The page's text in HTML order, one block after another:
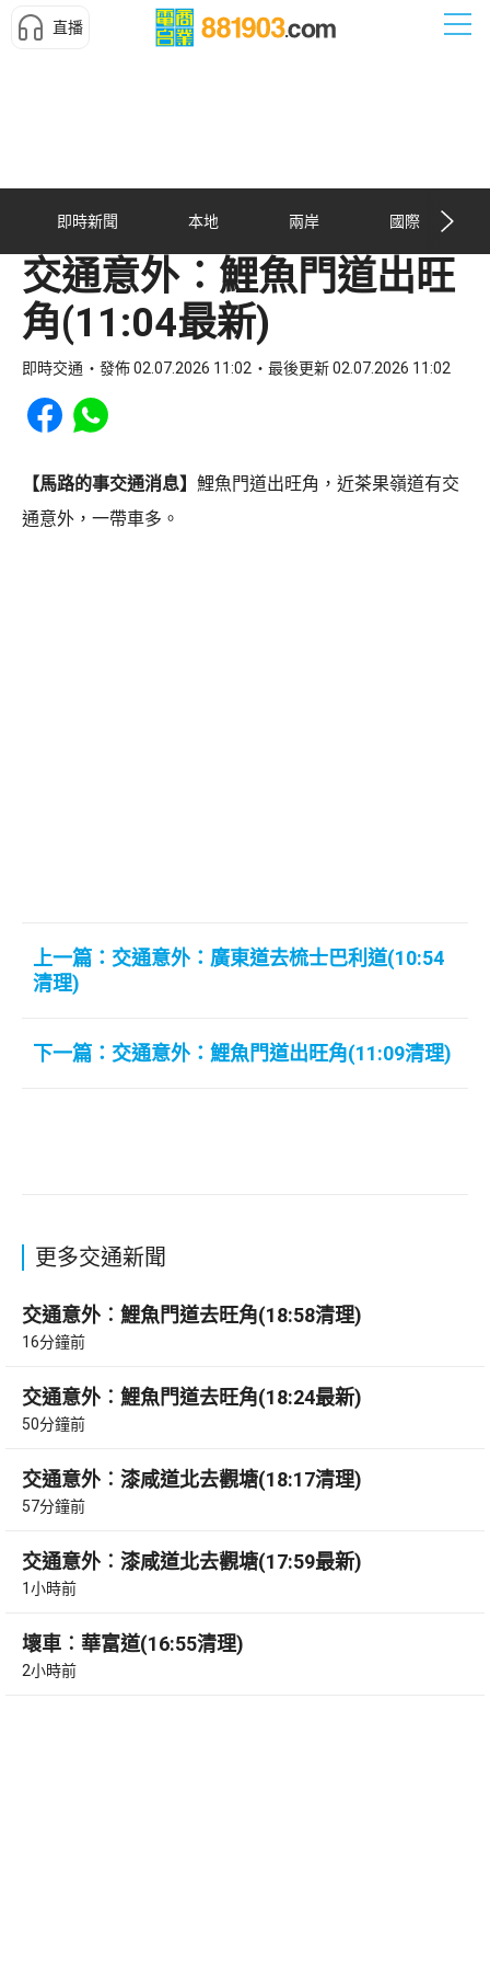
直播
即時新聞 本地 兩岸 國際
交通意外︰鯉魚門道出旺
角(11:04最新)
即時交通 發佈 02.07.2026 11:02 最後更新 02.07.2026 11:02
Share to Facebook
Share to WhatsApp
【馬路的事交通消息】 鯉魚門道出旺角，近茶果嶺道有交
通意外，一帶車多。
上一篇：交通意外：廣東道去梳士巴利道(10:54
清理)
下一篇：交通意外：鯉魚門道出旺角(11:09清理)
更多交通新聞
交通意外︰鯉魚門道去旺角(18:58清理)
16分鐘前
交通意外︰鯉魚門道去旺角(18:24最新)
50分鐘前
交通意外︰漆咸道北去觀塘(18:17清理)
57分鐘前
交通意外︰漆咸道北去觀塘(17:59最新)
1小時前
壞車︰華富道(16:55清理)
2小時前